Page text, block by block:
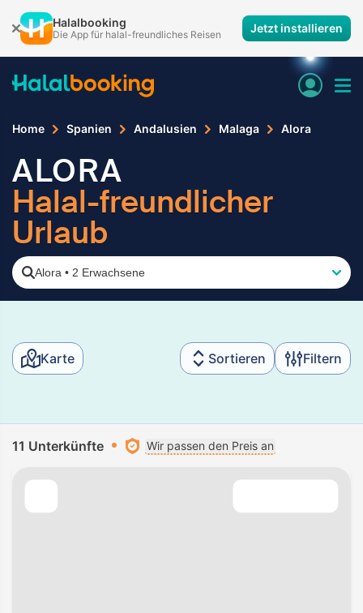
Halalbooking
Die App für halal-freundliches Reisen Jetzt installieren
Home Spanien Andalusien Malaga Alora
ALORA
Halal-freundlicher
Urlaub
Alora • 2 Erwachsene
Karte Sortieren Filtern
11 Unterkünfte Wir passen den Preis an